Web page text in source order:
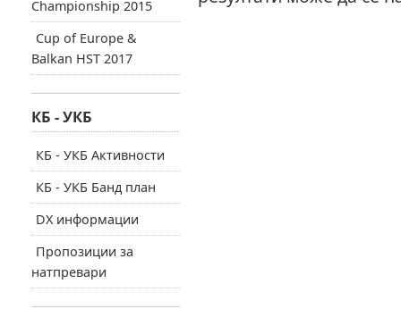
Championship 2015
Cup of Europe &
Balkan HST 2017
КБ - УКБ
КБ - УКБ Активности
КБ - УКБ Банд план
DX информации
Пропозиции за
натпревари